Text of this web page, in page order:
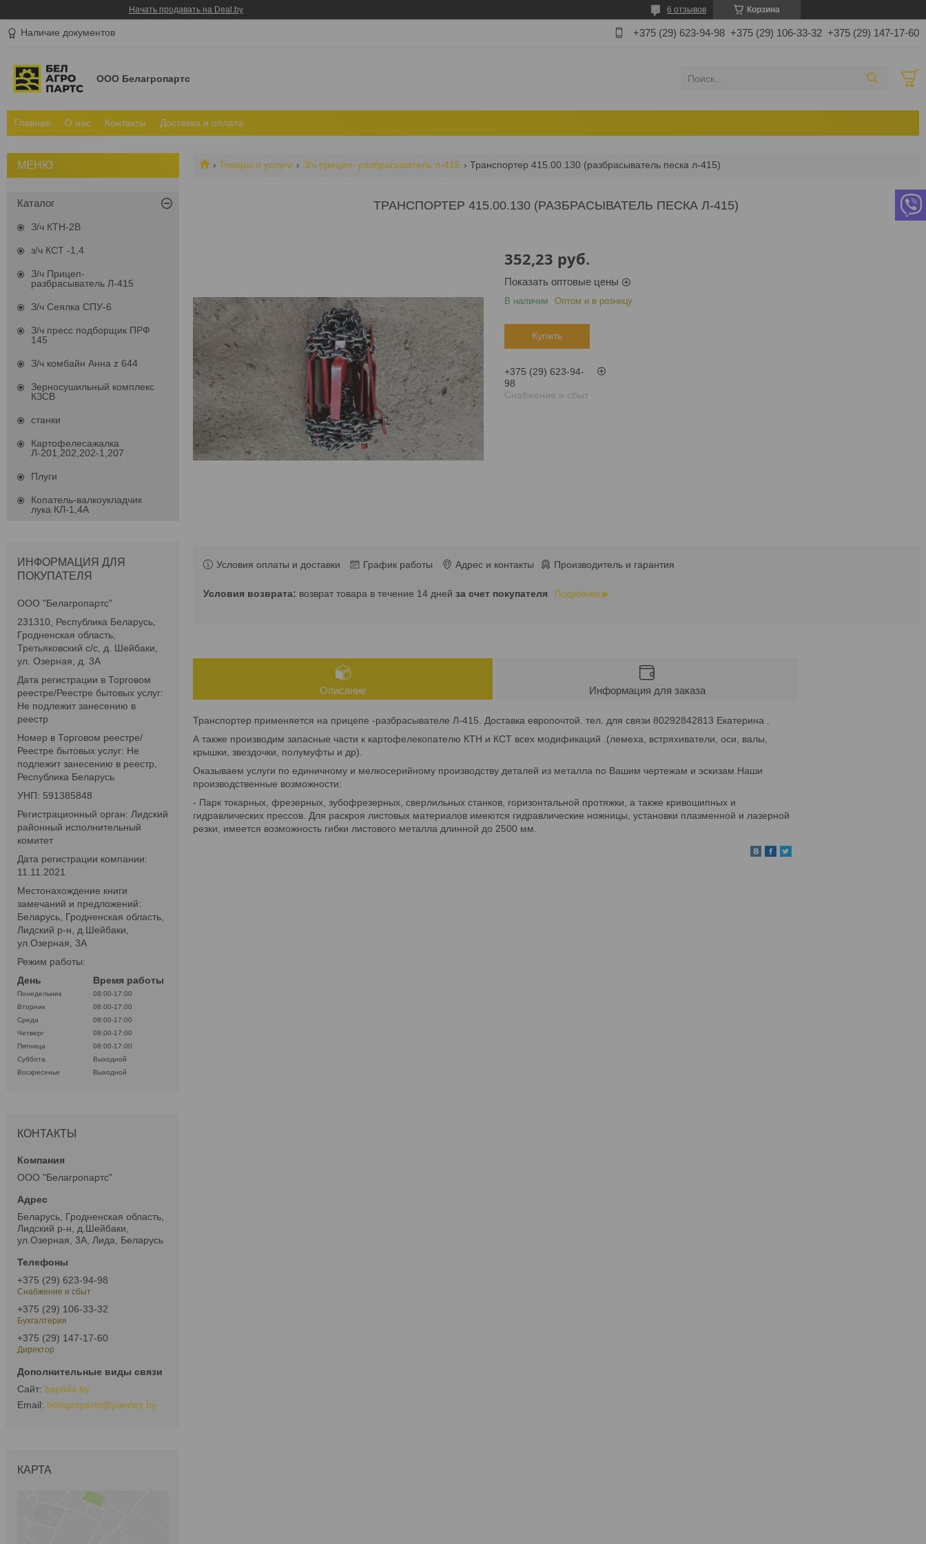
Начать продавать на Deal.by Корзина
6 отзывов
Наличие документов +375 (29) 623-94-98 +375 (29) 106-33-32 +375 (29) 147-17-60
ООО Белагропартс
Главная О нас Контакты Доставка и оплата
Товары и услуги З/ч прицеп- разбрасыватель л-415 Транспортер 415.00.130 (разбрасыватель песка л-415)
ТРАНСПОРТЕР 415.00.130 (РАЗБРАСЫВАТЕЛЬ ПЕСКА Л-415)
352,23 руб.
Показать оптовые цены
В наличии Оптом и в розницу
Купить
+375 (29) 623-94-
98
Снабжение и сбыт
Условия оплаты и доставки График работы Адрес и контакты Производитель и гарантия
возврат товара в течение 14 дней за счет покупателя Подробнее
Описание Информация для заказа
Транспортер применяется на прицепе -разбрасывателе Л-415. Доставка европочтой. тел. для связи 80292842813 Екатерина .
А также производим запасные части к картофелекопателю КТН и КСТ всех модификаций .(лемеха, встряхиватели, оси, валы,
крышки, звездочки, полумуфты и др).
Оказываем услуги по единичному и мелкосерийному производству деталей из металла по Вашим чертежам и эскизам.Наши
производственные возможности:
- Парк токарных, фрезерных, зубофрезерных, сверлильных станков, горизонтальной протяжки, а также кривошипных и
гидравлических прессов. Для раскроя листовых материалов имеются гидравлические ножницы, установки плазменной и лазерной
резки, имеется возможность гибки листового металла длинной до 2500 мм.
Каталог
З/ч КТН-2В
з/ч КСТ -1,4
З/ч Прицеп-
разбрасыватель Л-415
З/ч Сеялка СПУ-6
З/ч пресс подборщик ПРФ
145
З/ч комбайн Анна z 644
Зерносушильный комплекс
КЗСВ
станки
Картофелесажалка
Л-201,202,202-1,207
Плуги
Копатель-валкоукладчик
лука КЛ-1,4А
ИНФОРМАЦИЯ ДЛЯ
ПОКУПАТЕЛЯ
ООО "Белагропартс"
231310, Республика Беларусь,
Гродненская область,
Третьяковский с/с, д. Шейбаки,
ул. Озерная, д. 3А
Дата регистрации в Торговом
реестре/Реестре бытовых услуг:
Не подлежит занесению в
реестр
Номер в Торговом реестре/
Реестре бытовых услуг: Не
подлежит занесению в реестр,
Республика Беларусь
УНП: 591385848
Регистрационный орган: Лидский
районный исполнительный
комитет
Дата регистрации компании:
11.11.2021
Местонахождение книги
замечаний и предложений:
Беларусь, Гродненская область,
Лидский р-н, д.Шейбаки,
ул.Озерная, 3А
Режим работы:
День
Время работы
Понедельник
08:00-17:00
Вторник
08:00-17:00
Среда
08:00-17:00
Четверг
08:00-17:00
Пятница
08:00-17:00
Суббота
Выходной
Воскресенье
Выходной
КОНТАКТЫ
ООО "Белагропартс"
Беларусь, Гродненская область,
Лидский р-н, д.Шейбаки,
ул.Озерная, 3А, Лида, Беларусь
+375 (29) 623-94-98
Снабжение и сбыт
+375 (29) 106-33-32
Бухгалтерия
+375 (29) 147-17-60
Директор
baplida.by
belagroparts@yandex.by
КАРТА